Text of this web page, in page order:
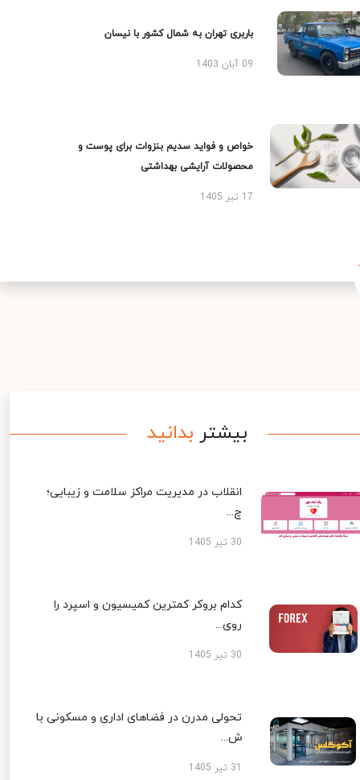
باربری تهران به شمال کشور با نیسان
09 آبان 1403
خواص و فواید سدیم بنزوات برای پوست و
محصولات آرایشی بهداشتی
17 تیر 1405
بیشتر بدانید
انقلاب در مدیریت مراکز سلامت و زیبایی؛
چ...
30 تیر 1405
کدام بروکر کمترین کمیسیون و اسپرد را
روی...
30 تیر 1405
تحولی مدرن در فضاهای اداری و مسکونی با
ش...